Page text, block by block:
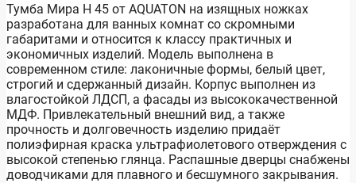
Тумба Мира Н 45 от AQUATON на изящных ножках
разработана для ванных комнат со скромными
габаритами и относится к классу практичных и
экономичных изделий. Модель выполнена в
современном стиле: лаконичные формы, белый цвет,
строгий и сдержанный дизайн. Корпус выполнен из
влагостойкой ЛДСП, а фасады из высококачественной
МДФ. Привлекательный внешний вид, а также
прочность и долговечность изделию придаёт
полиэфирная краска ультрафиолетового отверждения с
высокой степенью глянца. Распашные дверцы снабжены
доводчиками для плавного и бесшумного закрывания.